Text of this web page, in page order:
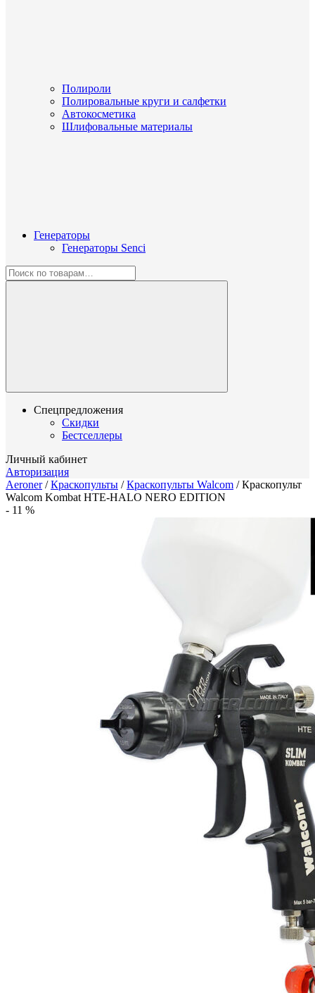
Полироли
Полировальные круги и салфетки
Автокосметика
Шлифовальные материалы
Генераторы
Генераторы Senci
Спецпредложения
Скидки
Бестселлеры
Личный кабинет
Авторизация
Aeroner/Краскопульты /Краскопульты Walcom /Краскопульт
Walcom Kombat HTE-HALO NERO EDITION
- 11 %